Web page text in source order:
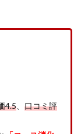
4.5
口コミ評